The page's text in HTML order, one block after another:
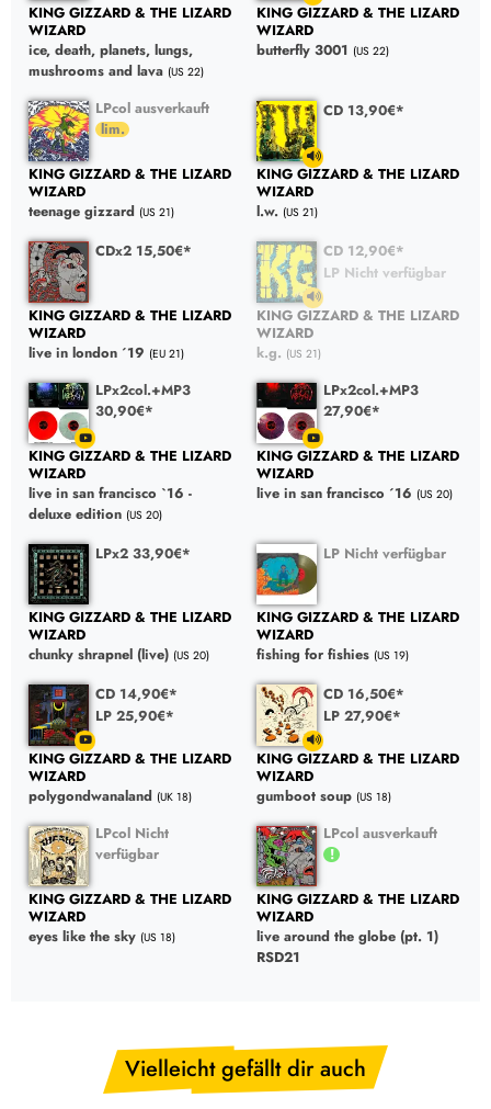
KING GIZZARD & THE LIZARD
WIZARD
ice, death, planets, lungs,
mushrooms and lava (US 22)
KING GIZZARD & THE LIZARD
WIZARD
butterfly 3001 (US 22)
LPcol ausverkauft
KING GIZZARD & THE LIZARD
WIZARD
teenage gizzard (US 21)
CD 13,90€*
KING GIZZARD & THE LIZARD
WIZARD
l.w. (US 21)
CDx2 15,50€*
KING GIZZARD & THE LIZARD
WIZARD
live in london ´19 (EU 21)
CD 12,90€*
LP Nicht verfügbar
KING GIZZARD & THE LIZARD
WIZARD
k.g. (US 21)
LPx2col.+MP3
30,90€*
KING GIZZARD & THE LIZARD
WIZARD
live in san francisco `16 -
deluxe edition (US 20)
LPx2col.+MP3
27,90€*
KING GIZZARD & THE LIZARD
WIZARD
live in san francisco ´16 (US 20)
LPx2 33,90€*
KING GIZZARD & THE LIZARD
WIZARD
chunky shrapnel (live) (US 20)
LP Nicht verfügbar
KING GIZZARD & THE LIZARD
WIZARD
fishing for fishies (US 19)
CD 14,90€*
LP 25,90€*
KING GIZZARD & THE LIZARD
WIZARD
polygondwanaland (UK 18)
CD 16,50€*
LP 27,90€*
KING GIZZARD & THE LIZARD
WIZARD
gumboot soup (US 18)
LPcol Nicht
verfügbar
KING GIZZARD & THE LIZARD
WIZARD
eyes like the sky (US 18)
LPcol ausverkauft
KING GIZZARD & THE LIZARD
WIZARD
live around the globe (pt. 1)
RSD21
Vielleicht gefällt dir auch